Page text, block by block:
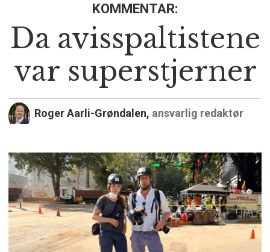
KOMMENTAR:
Da avisspaltistene
var superstjerner
Roger Aarli-Grøndalen, ansvarlig redaktør